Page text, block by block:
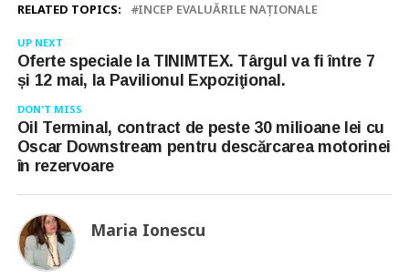
RELATED TOPICS: INCEP EVALUĂRILE NAȚIONALE
UP NEXT
Oferte speciale la TINIMTEX. Târgul va fi între 7
și 12 mai, la Pavilionul Expoziţional.
DON'T MISS
Oil Terminal, contract de peste 30 milioane lei cu
Oscar Downstream pentru descărcarea motorinei
în rezervoare
Maria Ionescu